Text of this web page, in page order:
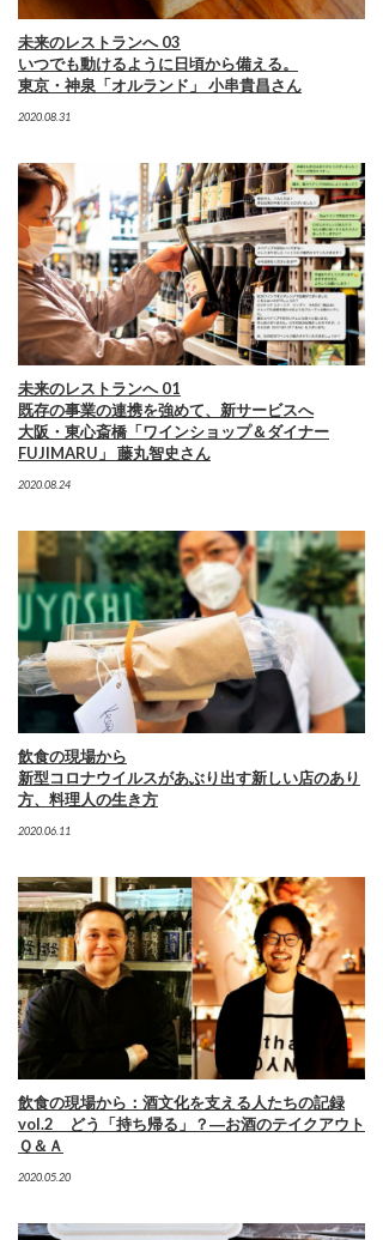
未来のレストランへ 03
いつでも動けるように日頃から備える。
東京・神泉「オルランド」 小串貴昌さん
2020.08.31
未来のレストランへ 01
既存の事業の連携を強めて、新サービスへ
大阪・東心斎橋「ワインショップ＆ダイナー
FUJIMARU」 藤丸智史さん
2020.08.24
飲食の現場から
新型コロナウイルスがあぶり出す新しい店のあり
方、料理人の生き方
2020.06.11
飲食の現場から：酒文化を支える人たちの記録
vol.2 どう「持ち帰る」？―お酒のテイクアウト
Ｑ＆Ａ
2020.05.20